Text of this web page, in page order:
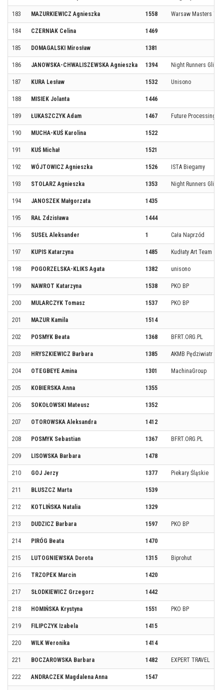
183 MAZURKIEWICZ Agnieszka 1558 Warsaw Masters
184 CZERNIAK Celina 1469
185 DOMAGALSKI Mirosław 1381
186 JANOWSKA-CHWALISZEWSKA Agnieszka 1394 Night Runners
187 KURA Lesław 1532 Unisono
188 MISIEK Jolanta 1446
189 ŁUKASZCZYK Adam 1467 Future Processing
190 MUCHA-KUŚ Karolina 1522
191 KUŚ Michał 1521
192 WÓJTOWICZ Agnieszka 1526 ISTA Biegamy
193 STOLARZ Agnieszka 1353 Night Runners
194 JANOSZEK Małgorzata 1435
195 RAŁ Zdzisława 1444
196 SUSEŁ Aleksander 1 Cała Naprzód
197 KUPIS Katarzyna 1485 Kudłaty Art Team
198 POGORZELSKA-KLIKS Agata 1382 unisono
199 NAWROT Katarzyna 1538 PKO BP
200 MULARCZYK Tomasz 1537 PKO BP
201 MAZUR Kamila 1514
202 POSMYK Beata 1368 BFRT.ORG.PL
203 HRYSZKIEWICZ Barbara 1385 AKMB Pędziwiatr
204 OTEGBEYE Amina 1301 MachinaGroup
205 KOBIERSKA Anna 1355
206 SOKOŁOWSKI Mateusz 1352
207 OTOROWSKA Aleksandra 1412
208 POSMYK Sebastian 1367 BFRT.ORG.PL
209 LISOWSKA Barbara 1478
210 GOJ Jerzy 1377 Piekary Śląskie
211 BLUSZCZ Marta 1539
212 KOTLIŃSKA Natalia 1329
213 DUDZICZ Barbara 1597 PKO BP
214 PIRÓG Beata 1470
215 LUTOGNIEWSKA Dorota 1315 Biprohut
216 TRZOPEK Marcin 1420
217 SŁODKIEWICZ Grzegorz 1442
218 HOMIŃSKA Krystyna 1551 PKO BP
219 FILIPCZYK Izabela 1415
220 WILK Weronika 1414
221 BOCZAROWSKA Barbara 1482 EXPERT TRAVEL
222 ANDRACZEK Magdalena Anna 1547